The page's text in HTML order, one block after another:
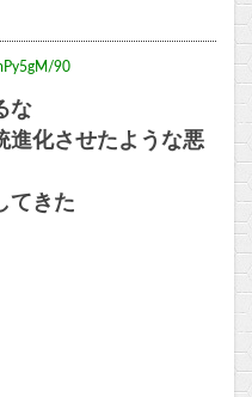
90
な
進化させたような悪
てきた